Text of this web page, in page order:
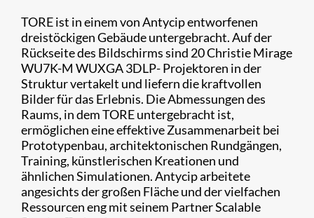
TORE ist in einem von Antycip entworfenen
dreistöckigen Gebäude untergebracht. Auf der
Rückseite des Bildschirms sind 20 Christie Mirage
WU7K-M WUXGA 3DLP- Projektoren in der
Struktur vertakelt und liefern die kraftvollen
Bilder für das Erlebnis. Die Abmessungen des
Raums, in dem TORE untergebracht ist,
ermöglichen eine effektive Zusammenarbeit bei
Prototypenbau, architektonischen Rundgängen,
Training, künstlerischen Kreationen und
ähnlichen Simulationen. Antycip arbeitete
angesichts der großen Fläche und der vielfachen
Ressourcen eng mit seinem Partner Scalable